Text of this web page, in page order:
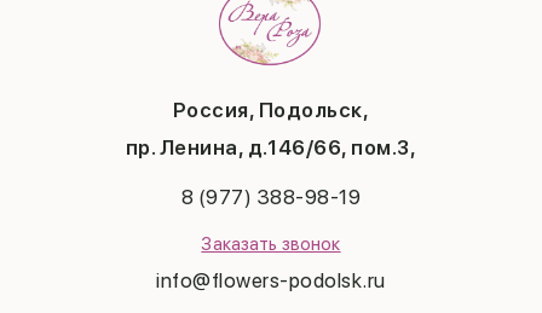
Россия, Подольск,
пр. Ленина, д.146/66, пом.3,
8 (977) 388-98-19
Заказать звонок
info@flowers-podolsk.ru
Политика конфиденциальности
Последний звонок